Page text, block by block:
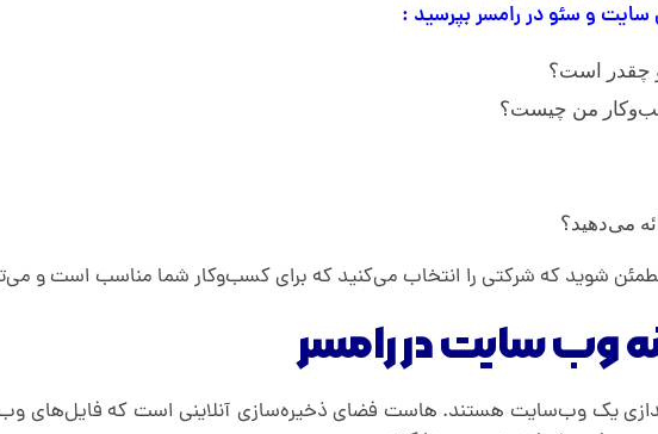
و سئو در رامسر بپرسید :
چقدر است؟
من چیست؟
می‌دهید؟
مطمئن شوید که شرکتی را انتخاب می‌کنید که برای کسب‌وکار شما مناسب است و
وب سایت در رامسر
یک وب‌سایت هستند. هاست فضای ذخیره‌سازی آنلاینی است که فایل‌های